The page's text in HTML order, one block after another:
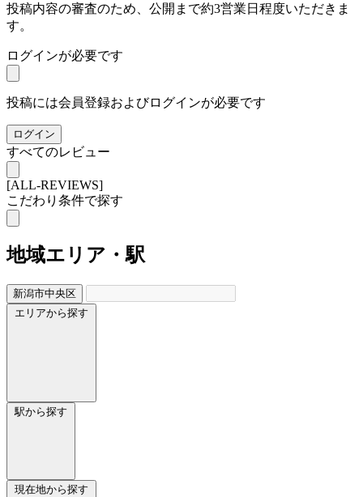
投稿内容の審査のため、公開まで約3営業日程度いただきま
す。
ログインが必要です
投稿には会員登録およびログインが必要です
ログイン
すべてのレビュー
[ALL-REVIEWS]
こだわり条件で探す
地域エリア・駅
新潟市中央区
エリアから探す
駅から探す
現在地から探す